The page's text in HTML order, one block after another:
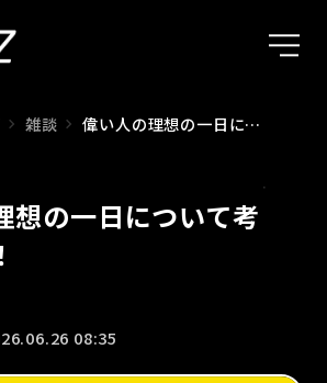
雑談 偉い人の理想の一日について考えてみる！
想の一日について考
08:35